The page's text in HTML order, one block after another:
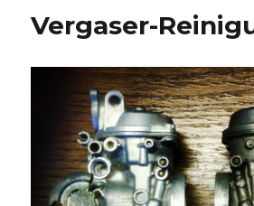
Vergaser-